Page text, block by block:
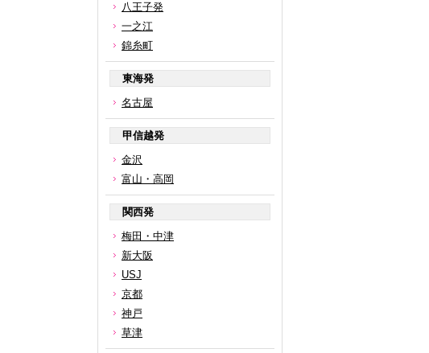
八王子発
一之江
錦糸町
東海発
名古屋
甲信越発
金沢
富山・高岡
関西発
梅田・中津
新大阪
USJ
京都
神戸
草津